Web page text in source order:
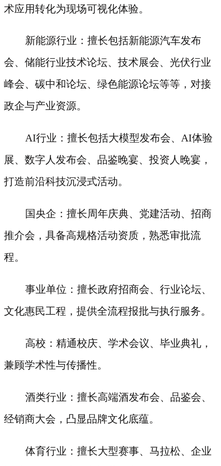
术应用转化为现场可视化体验。
新能源行业：擅长包括新能源汽车发布
会、储能行业技术论坛、技术展会、光伏行业
峰会、碳中和论坛、绿色能源论坛等等，对接
政企与产业资源。
AI行业：擅长包括大模型发布会、AI体验
展、数字人发布会、品鉴晚宴、投资人晚宴，
打造前沿科技沉浸式活动。
国央企：擅长周年庆典、党建活动、招商
推介会，具备高规格活动资质，熟悉审批流
程。
事业单位：擅长政府招商会、行业论坛、
文化惠民工程，提供全流程报批与执行服务。
高校：精通校庆、学术会议、毕业典礼，
兼顾学术性与传播性。
酒类行业：擅长高端酒发布会、品鉴会、
经销商大会，凸显品牌文化底蕴。
体育行业：擅长大型赛事、马拉松、企业